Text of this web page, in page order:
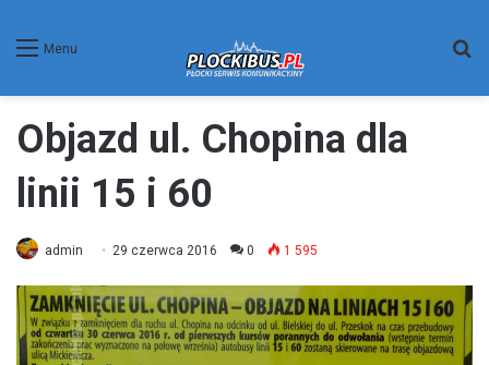
Menu
Objazd ul. Chopina dla
linii 15 i 60
admin 29 czerwca 2016 0 1 595